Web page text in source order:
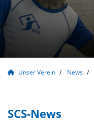
Unser Verein News
SCS-News